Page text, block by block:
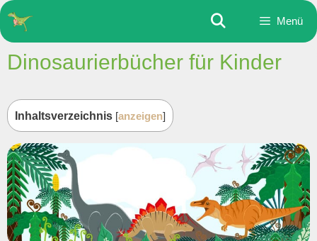
Zum
Inhalt
springen
Menü
Dinosaurierbücher für Kinder
Inhaltsverzeichnis [anzeigen]